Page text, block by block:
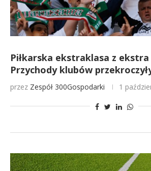
Piłkarska ekstraklasa z ekstra
Przychody klubów
przez Zespół 300Gospodarki 1